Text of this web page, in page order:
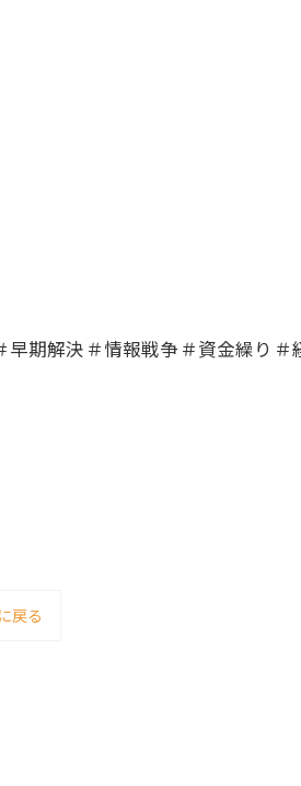
期解決＃情報戦争＃資金繰り
戻る